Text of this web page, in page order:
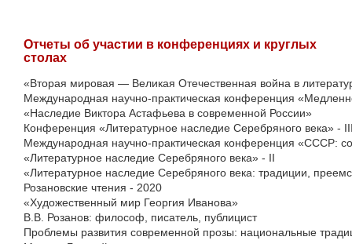
Отчеты об участии в конференциях и круглых
столах
«Вторая мировая — Великая Отечественная война в
Международная научно-практическая конференция
«Наследие Виктора Астафьева в современной России»
Конференция «Литературное наследие Серебряного века» -
Международная научно-практическая конференция «СССР:
«Литературное наследие Серебряного века» - II
«Литературное наследие Серебряного века: традиции,
Розановские чтения - 2020
«Художественный мир Георгия Иванова»
В.В. Розанов: философ, писатель, публицист
Проблемы развития современной прозы: национальные